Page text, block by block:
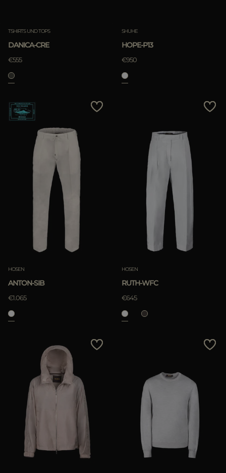
TSHIRTS UND TOPS
DANICA-CRE
€555
SHUHE
HOPE-P13
€950
HOSEN
ANTON-SIB
€1.065
HOSEN
RUTH-WFC
€645